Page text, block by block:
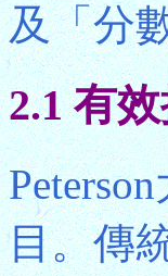
及「分
2.1 有
目。傳